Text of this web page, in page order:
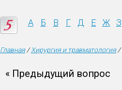
А Б В Г Д Е Ж З
Главная/Хирургия и травматология/
« Предыдущий вопрос